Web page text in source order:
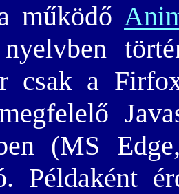
működő
nyelvben
csak a
(MS
Példaként